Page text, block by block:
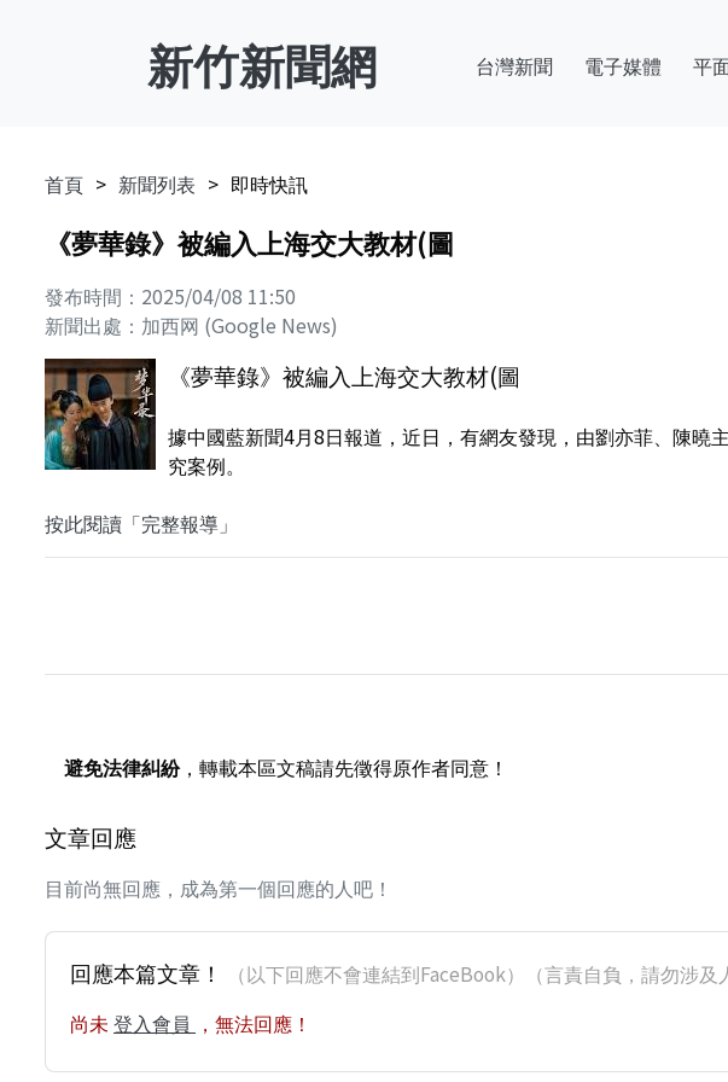
新竹新聞網 台灣新聞 電子媒體 平
首頁 新聞列表 即時快訊
《夢華錄》被編入上海交大教材(圖
發布時間：2025/04/08 11:50
新聞出處：加西网 (Google News)
《夢華錄》被編入上海交大教材(圖
據中國藍新聞4月8日報道，近日，有網友發現，由劉亦菲、陳
究案例。
按此閱讀「完整報導」
避免法律糾紛，轉載本區文稿請先徵得原作者同意！
文章回應
目前尚無回應，成為第一個回應的人吧！
回應本篇文章！ （以下回應不會連結到FaceBook）（言責自負，請勿涉及
尚未 登入會員 ，無法回應！